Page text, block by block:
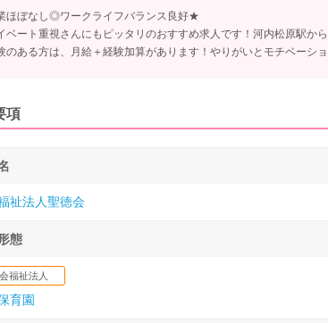
ほぼなし◎ワークライフバランス良好★
ベート重視さんにもピッタリのおすすめ求人です！河内松原駅か
のある方は、月給＋経験加算があります！やりがいとモチベーシ
項
祉法人聖徳会
態
福祉法人
育園